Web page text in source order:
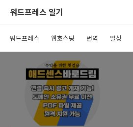
워드프레스 일기
워드프레스 웹호스팅 번역 일상